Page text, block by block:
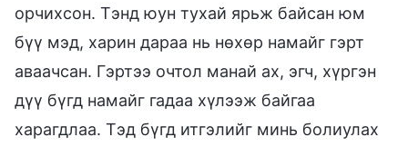
орчихсон. Тэнд юун тухай ярьж байсан юм
бүү мэд, харин дараа нь нөхөр намайг гэрт
аваачсан. Гэртээ очтол манай ах, эгч, хүргэн
дүү бүгд намайг гадаа хүлээж байгаа
харагдлаа. Тэд бүгд итгэлийг минь болиулах